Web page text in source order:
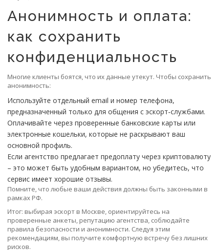
Анонимность и оплата:
как сохранить
конфиденциальность
Многие клиенты боятся, что их данные утекут. Чтобы сохранить
анонимность:
Используйте отдельный email и номер телефона,
предназначенный только для общения с эскорт‑службами.
Оплачивайте через проверенные банковские карты или
электронные кошельки, которые не раскрывают ваш
основной профиль.
Если агентство предлагает предоплату через криптовалюту
– это может быть удобным вариантом, но убедитесь, что
сервис имеет хорошие отзывы.
Помните, что любые ваши действия должны быть законными в
рамках РФ.
Итог: выбирая эскорт в Москве, ориентируйтесь на
проверенные анкеты, репутацию агентства, соблюдайте
правила безопасности и анонимности. Следуя этим
рекомендациям, вы получите комфортную встречу без лишних
рисков.